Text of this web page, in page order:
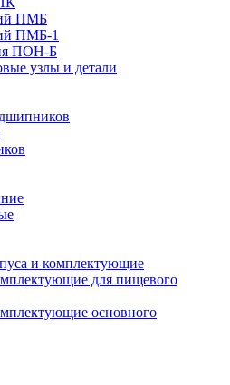
ПМБ
ПМБ-1
ПОН-Б
узлы и детали
и комплектующие
для пищевого
основного